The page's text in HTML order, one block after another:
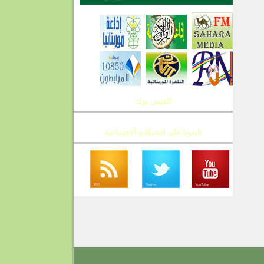
الفيس بوك
تابعونا على الشبكات الإجتماعية